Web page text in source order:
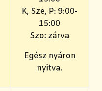
K, Sze, P: 9:00-
15:00
Szo: zárva
Egész nyáron
nyitva.